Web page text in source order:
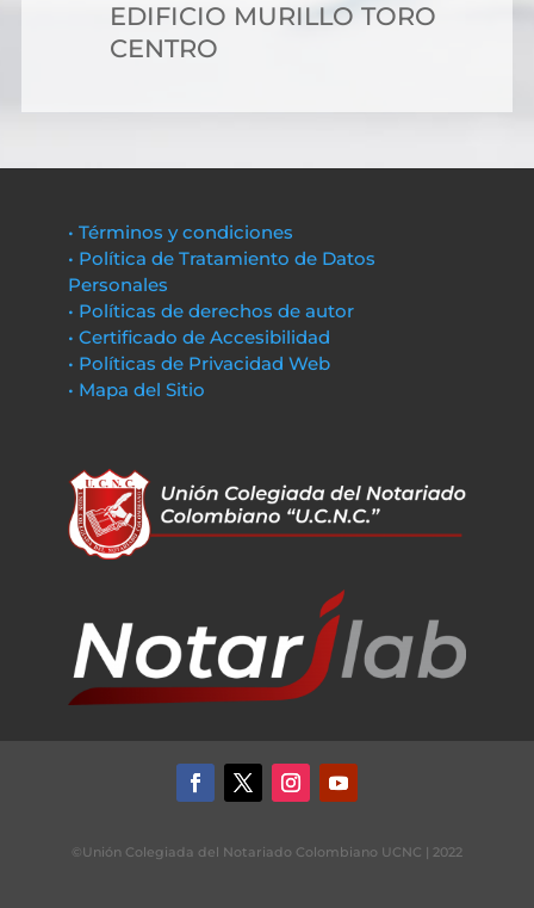
EDIFICIO MURILLO TORO
CENTRO
• Términos y condiciones
• Política de Tratamiento de Datos
Personales
• Políticas de derechos de autor
• Certificado de Accesibilidad
• Políticas de Privacidad Web
• Mapa del Sitio
©Unión Colegiada del Notariado Colombiano UCNC | 2022